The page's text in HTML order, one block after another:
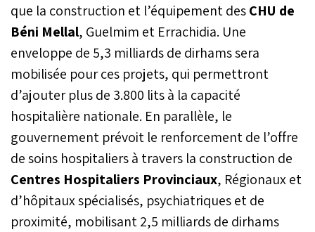
que la construction et l’équipement desCHU de
Béni Mellal, Guelmim et Errachidia. Une
enveloppe de 5,3 milliards de dirhams sera
mobilisée pour ces projets, qui permettront
d’ajouter plus de 3.800 lits à la capacité
hospitalière nationale. En parallèle, le
gouvernement prévoit le renforcement de l’offre
de soins hospitaliers à travers la construction de
Centres Hospitaliers Provinciaux, Régionaux et
d’hôpitaux spécialisés, psychiatriques et de
proximité, mobilisant 2,5 milliards de dirhams